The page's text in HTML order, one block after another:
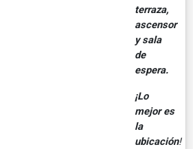
terraza,
ascensor
y sala
de
espera.
¡Lo
mejor es
la
ubicación!